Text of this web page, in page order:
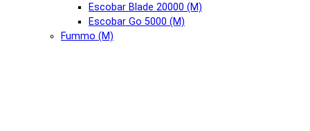
Escobar Blade 20000 (М)
Escobar Go 5000 (М)
Fummo (М)